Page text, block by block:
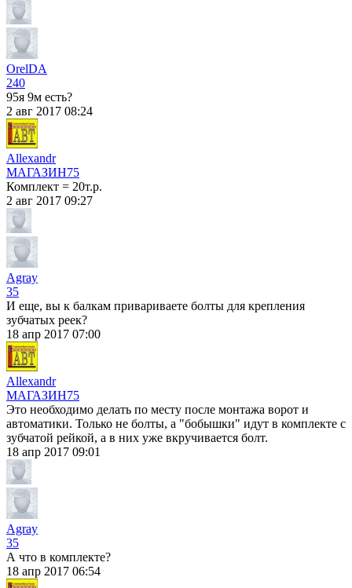
OrelDA
240
95я 9м есть?
2 авг 2017 08:24
Allexandr
МАГАЗИН75
Комплект = 20т.р.
2 авг 2017 09:27
Agray
35
И еще, вы к балкам привариваете болты для крепления
зубчатых реек?
18 апр 2017 07:00
Allexandr
МАГАЗИН75
Это необходимо делать по месту после монтажа ворот и
автоматики. Только не болты, а "бобышки" идут в комплекте с
зубчатой рейкой, а в них уже вкручивается болт.
18 апр 2017 09:01
Agray
35
А что в комплекте?
18 апр 2017 06:54